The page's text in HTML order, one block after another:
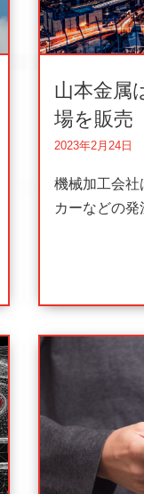
山本金属
場を販売
2023年2月24日
機械加工会社
カーなどの